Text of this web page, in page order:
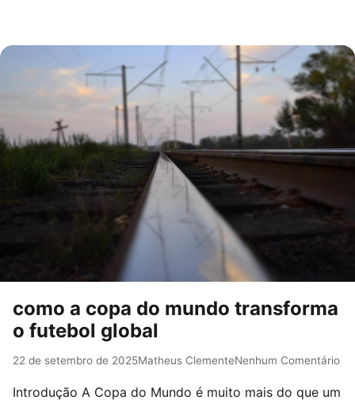
como a copa do mundo transforma
o futebol global
22 de setembro de 2025Matheus ClementeNenhum Comentário
Introdução A Copa do Mundo é muito mais do que um